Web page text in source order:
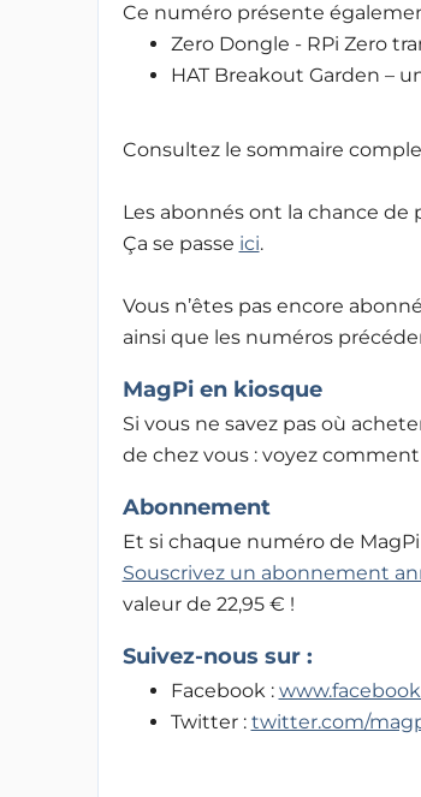
Ce numéro présente
Zero Dongle - RPi Zero
HAT Breakout Garden –
Consultez le sommaire
Les abonnés ont la chance
Ça se passe ici.
Vous n’êtes pas encore
ainsi que les numéros
MagPi en kiosque
Si vous ne savez pas où
de chez vous : voyez
Abonnement
Et si chaque numéro de
Souscrivez un abonnement
valeur de 22,95 € !
Suivez-nous sur :
Facebook :
Twitter : twitter.com/